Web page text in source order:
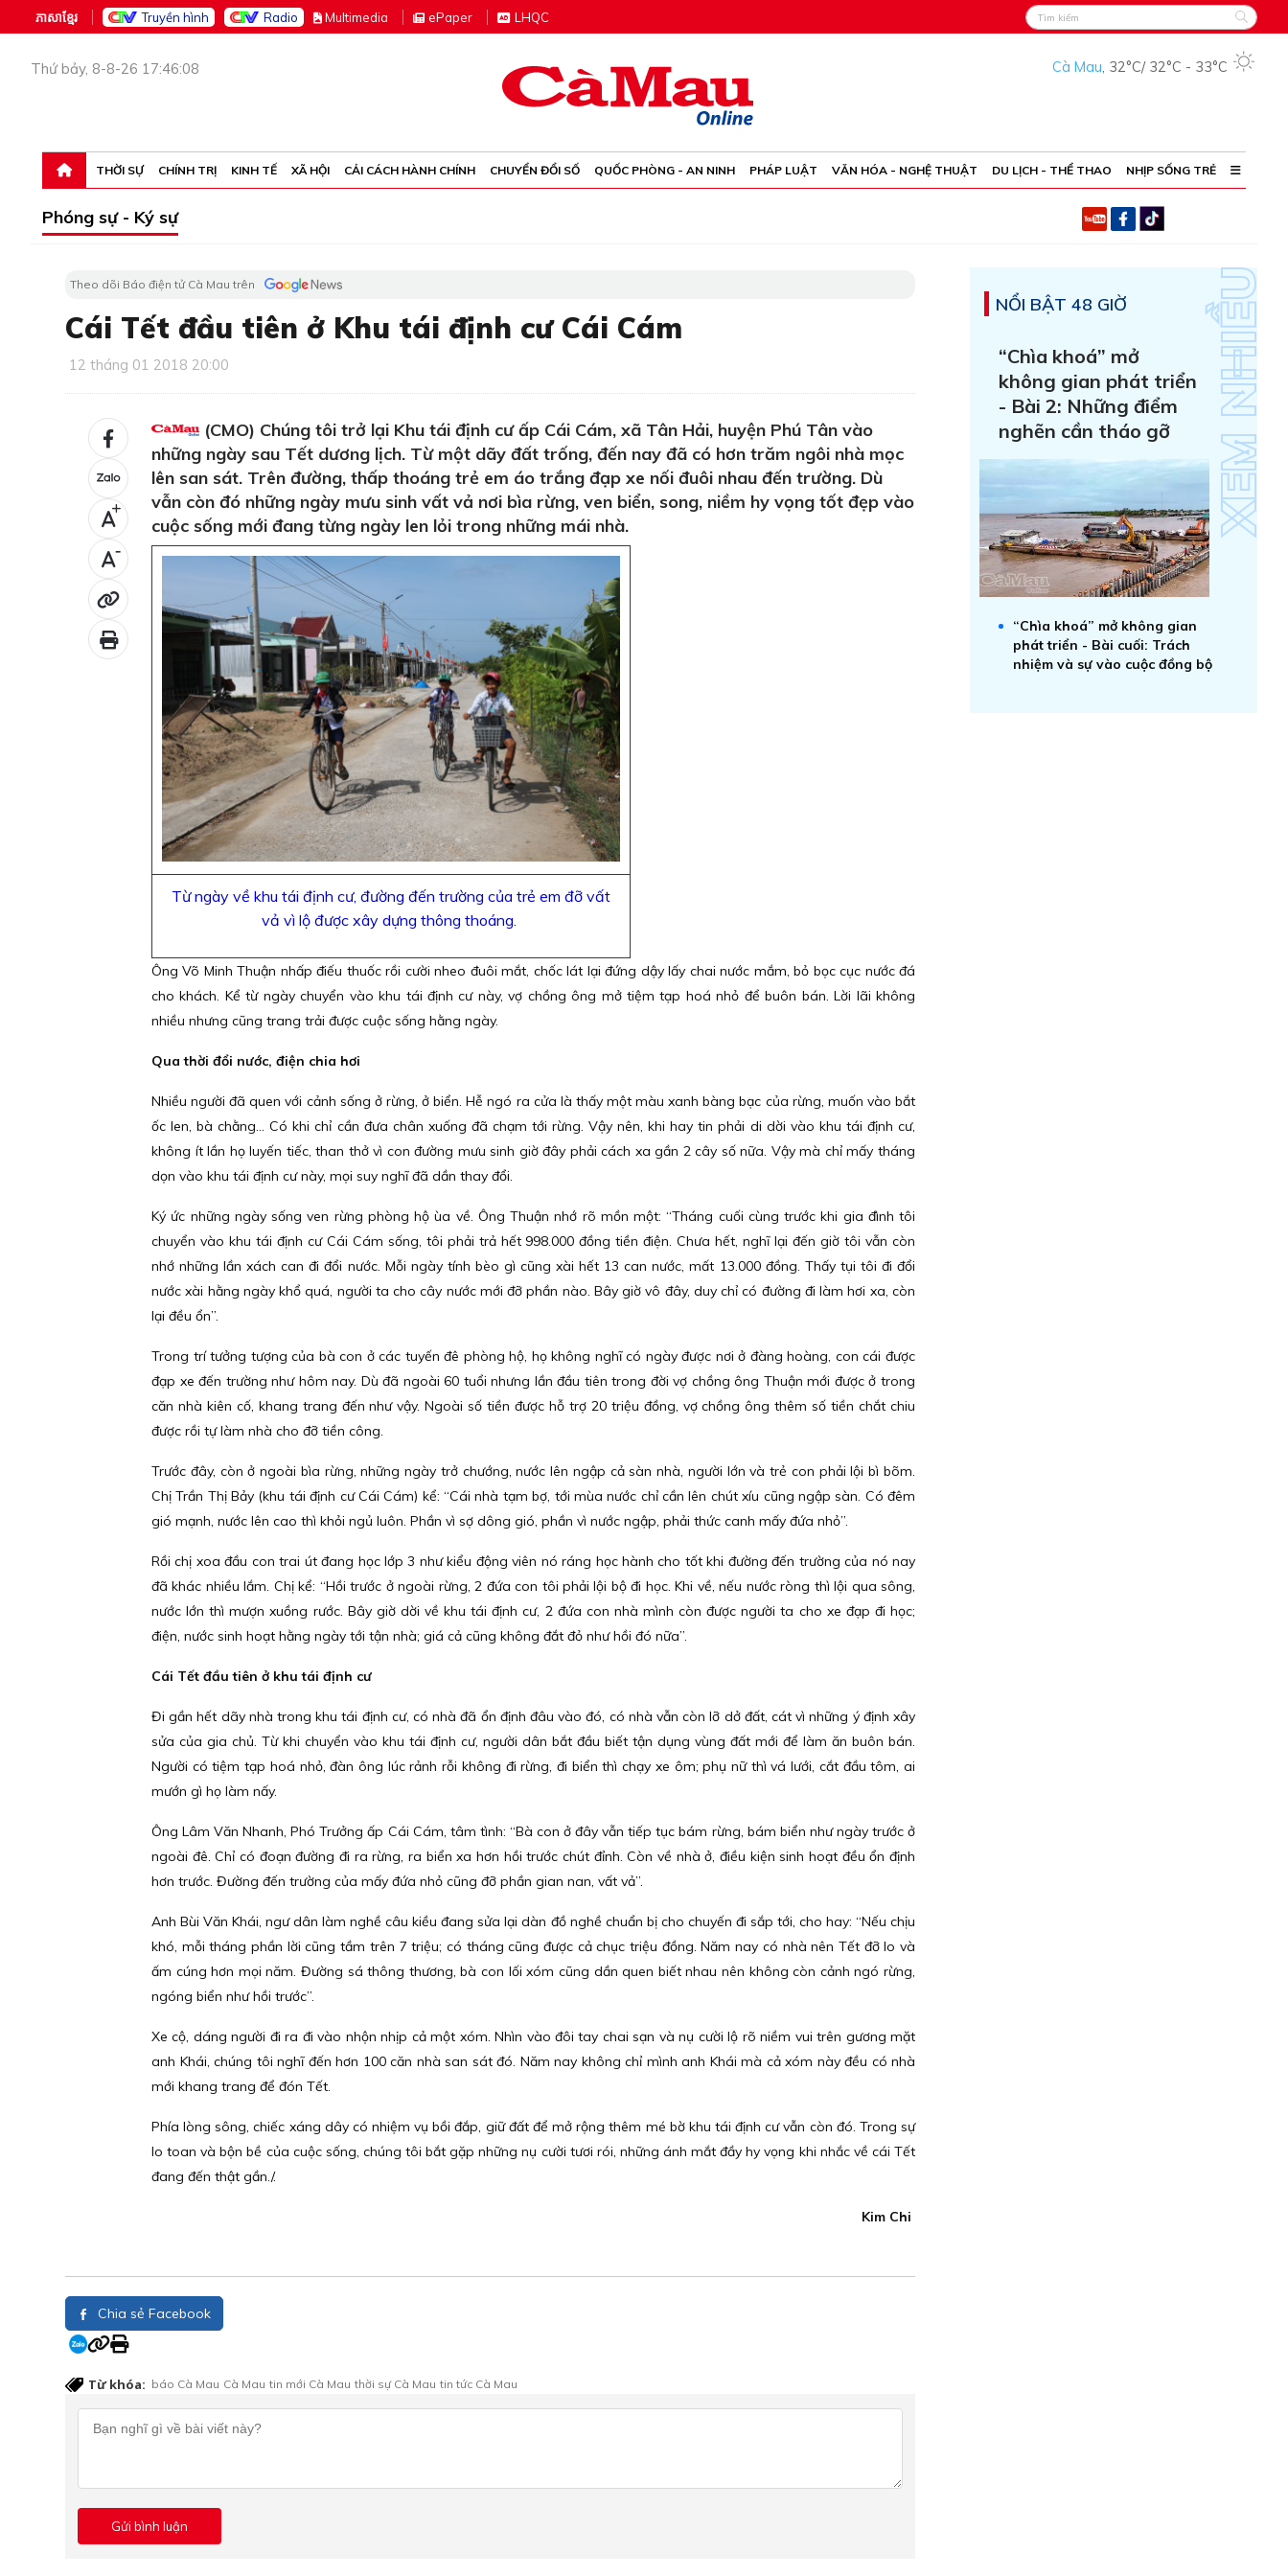
ភាសាខ្មែរ Truyền hình Radio Multimedia ePaper LHQC
Thứ bảy, 8-8-26 17:46:08 Cà Mau, 32°C/ 32°C - 33°C
THỜI SỰ CHÍNH TRỊ KINH TẾ XÃ HỘI CẢI CÁCH HÀNH CHÍNH CHUYỂN ĐỔI SỐ QUỐC PHÒNG - AN NINH PHÁP LUẬT VĂN HÓA - NGHỆ THUẬT DU LỊCH - THỂ THAO NHỊP SỐNG TRẺ
Phóng sự - Ký sự
Theo dõi Báo điện tử Cà Mau trên
Cái Tết đầu tiên ở Khu tái định cư Cái Cám
12 tháng 01 2018 20:00
+
-
(CMO) Chúng tôi trở lại Khu tái định cư ấp Cái Cám, xã Tân Hải, huyện Phú Tân vào
những ngày sau Tết dương lịch. Từ một dãy đất trống, đến nay đã có hơn trăm ngôi nhà mọc
lên san sát. Trên đường, thấp thoáng trẻ em áo trắng đạp xe nối đuôi nhau đến trường. Dù
vẫn còn đó những ngày mưu sinh vất vả nơi bìa rừng, ven biển, song, niềm hy vọng tốt đẹp vào
cuộc sống mới đang từng ngày len lỏi trong những mái nhà.
Từ ngày về khu tái định cư, đường đến trường của trẻ em đỡ vất
vả vì lộ được xây dựng thông thoáng.
Ông Võ Minh Thuận nhấp điếu thuốc rồi cười nheo đuôi mắt, chốc lát lại đứng dậy lấy chai nước mắm, bỏ bọc cục nước đá
cho khách. Kể từ ngày chuyển vào khu tái định cư này, vợ chồng ông mở tiệm tạp hoá nhỏ để buôn bán. Lời lãi không
nhiều nhưng cũng trang trải được cuộc sống hằng ngày.
Qua thời đổi nước, điện chia hơi
Nhiều người đã quen với cảnh sống ở rừng, ở biển. Hễ ngó ra cửa là thấy một màu xanh bàng bạc của rừng, muốn vào bắt
ốc len, bà chằng… Có khi chỉ cần đưa chân xuống đã chạm tới rừng. Vậy nên, khi hay tin phải di dời vào khu tái định cư,
không ít lần họ luyến tiếc, than thở vì con đường mưu sinh giờ đây phải cách xa gần 2 cây số nữa. Vậy mà chỉ mấy tháng
dọn vào khu tái định cư này, mọi suy nghĩ đã dần thay đổi.
Ký ức những ngày sống ven rừng phòng hộ ùa về. Ông Thuận nhớ rõ mồn một: “Tháng cuối cùng trước khi gia đình tôi
chuyển vào khu tái định cư Cái Cám sống, tôi phải trả hết 998.000 đồng tiền điện. Chưa hết, nghĩ lại đến giờ tôi vẫn còn
nhớ những lần xách can đi đổi nước. Mỗi ngày tính bèo gì cũng xài hết 13 can nước, mất 13.000 đồng. Thấy tụi tôi đi đổi
nước xài hằng ngày khổ quá, người ta cho cây nước mới đỡ phần nào. Bây giờ vô đây, duy chỉ có đường đi làm hơi xa, còn
lại đều ổn”.
Trong trí tưởng tượng của bà con ở các tuyến đê phòng hộ, họ không nghĩ có ngày được nơi ở đàng hoàng, con cái được
đạp xe đến trường như hôm nay. Dù đã ngoài 60 tuổi nhưng lần đầu tiên trong đời vợ chồng ông Thuận mới được ở trong
căn nhà kiên cố, khang trang đến như vậy. Ngoài số tiền được hỗ trợ 20 triệu đồng, vợ chồng ông thêm số tiền chắt chiu
được rồi tự làm nhà cho đỡ tiền công.
Trước đây, còn ở ngoài bìa rừng, những ngày trở chướng, nước lên ngập cả sàn nhà, người lớn và trẻ con phải lội bì bõm.
Chị Trần Thị Bảy (khu tái định cư Cái Cám) kể: “Cái nhà tạm bợ, tới mùa nước chỉ cần lên chút xíu cũng ngập sàn. Có đêm
gió mạnh, nước lên cao thì khỏi ngủ luôn. Phần vì sợ dông gió, phần vì nước ngập, phải thức canh mấy đứa nhỏ”.
Rồi chị xoa đầu con trai út đang học lớp 3 như kiểu động viên nó ráng học hành cho tốt khi đường đến trường của nó nay
đã khác nhiều lắm. Chị kể: “Hồi trước ở ngoài rừng, 2 đứa con tôi phải lội bộ đi học. Khi về, nếu nước ròng thì lội qua sông,
nước lớn thì mượn xuồng rước. Bây giờ dời về khu tái định cư, 2 đứa con nhà mình còn được người ta cho xe đạp đi học;
điện, nước sinh hoạt hằng ngày tới tận nhà; giá cả cũng không đắt đỏ như hồi đó nữa”.
Cái Tết đầu tiên ở khu tái định cư
Đi gần hết dãy nhà trong khu tái định cư, có nhà đã ổn định đâu vào đó, có nhà vẫn còn lỡ dở đất, cát vì những ý định xây
sửa của gia chủ. Từ khi chuyển vào khu tái định cư, người dân bắt đầu biết tận dụng vùng đất mới để làm ăn buôn bán.
Người có tiệm tạp hoá nhỏ, đàn ông lúc rảnh rỗi không đi rừng, đi biển thì chạy xe ôm; phụ nữ thì vá lưới, cắt đầu tôm, ai
mướn gì họ làm nấy.
Ông Lâm Văn Nhanh, Phó Trưởng ấp Cái Cám, tâm tình: “Bà con ở đây vẫn tiếp tục bám rừng, bám biển như ngày trước ở
ngoài đê. Chỉ có đoạn đường đi ra rừng, ra biển xa hơn hồi trước chút đỉnh. Còn về nhà ở, điều kiện sinh hoạt đều ổn định
hơn trước. Đường đến trường của mấy đứa nhỏ cũng đỡ phần gian nan, vất vả”.
Anh Bùi Văn Khái, ngư dân làm nghề câu kiều đang sửa lại dàn đồ nghề chuẩn bị cho chuyến đi sắp tới, cho hay: “Nếu chịu
khó, mỗi tháng phần lời cũng tầm trên 7 triệu; có tháng cũng được cả chục triệu đồng. Năm nay có nhà nên Tết đỡ lo và
ấm cúng hơn mọi năm. Đường sá thông thương, bà con lối xóm cũng dần quen biết nhau nên không còn cảnh ngó rừng,
ngóng biển như hồi trước”.
Xe cộ, dáng người đi ra đi vào nhộn nhịp cả một xóm. Nhìn vào đôi tay chai sạn và nụ cười lộ rõ niềm vui trên gương mặt
anh Khái, chúng tôi nghĩ đến hơn 100 căn nhà san sát đó. Năm nay không chỉ mình anh Khái mà cả xóm này đều có nhà
mới khang trang để đón Tết.
Phía lòng sông, chiếc xáng dây có nhiệm vụ bồi đắp, giữ đất để mở rộng thêm mé bờ khu tái định cư vẫn còn đó. Trong sự
lo toan và bộn bề của cuộc sống, chúng tôi bắt gặp những nụ cười tươi rói, những ánh mắt đầy hy vọng khi nhắc về cái Tết
đang đến thật gần./.
Kim Chi
Chia sẻ Facebook
Từ khóa: báo Cà Mau Cà Mau tin mới Cà Mau thời sự Cà Mau tin tức Cà Mau
NỔI BẬT 48 GIỜ
“Chìa khoá” mở
không gian phát triển
- Bài 2: Những điểm
nghẽn cần tháo gỡ
“Chìa khoá” mở không gian
phát triển - Bài cuối: Trách
nhiệm và sự vào cuộc đồng bộ